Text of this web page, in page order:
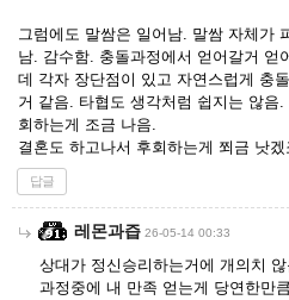
그럼에도 말쌈은 일어남. 말쌈 자체가
남. 감수함. 충돌과정에서 얻어갈거 얻
데 각자 장단점이 있고 자연스럽게 충
거 같음. 타협도 생각처럼 쉽지는 않음
회하는게 조금 나음.
결혼도 하고나서 후회하는게 쬐금 낫겠
답글
레몬과즙 26-05-14 00:33
상대가 정신승리하는거에 개의치 않
과정중에 내 만족 얻는게 당연한만큼